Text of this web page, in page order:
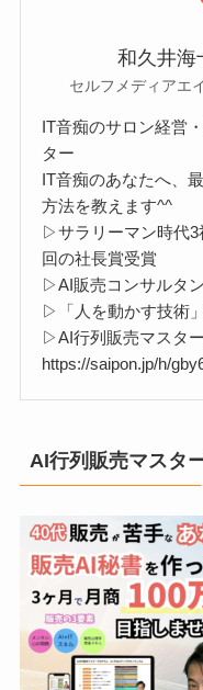
和久井海
セルフメディアエ
IT音痴のサロン経営
ター
IT音痴のあなたへ、
方法を教えます^^
▷サラリーマン時代3
回の社長賞受賞
▷AI販売コンサルタ
▷「人を動かす技術
▷AI行列販売マスタ
https://saipon.jp/h/
AI行列販売マスタ